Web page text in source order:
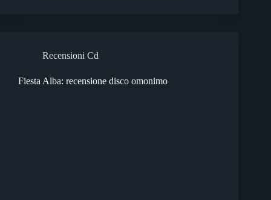
Recensioni Cd
Fiesta Alba: recensione disco omonimo